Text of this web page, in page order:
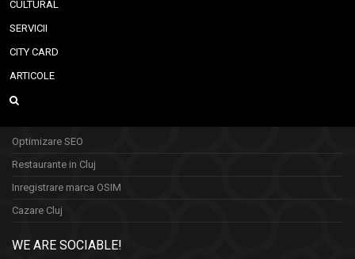
CULTURAL
SERVICII
CITY CARD
ARTICOLE
Optimizare SEO
Restaurante in Cluj
Inregistrare marca OSIM
Cazare Cluj
WE ARE SOCIABLE!